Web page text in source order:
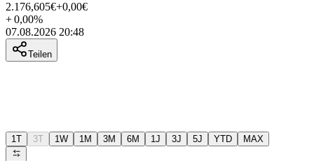
2.176,605€+0,00€
+0,00%
07.08.2026 20:48
Teilen
1T 3T 1W 1M 3M 6M 1J 3J 5J YTD MAX